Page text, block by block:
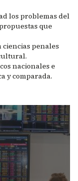
los problemas del
que
penales
nacionales e
y comparada.